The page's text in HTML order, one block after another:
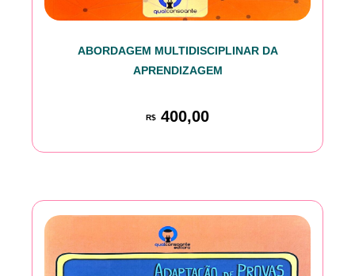
ABORDAGEM MULTIDISCIPLINAR DA
APRENDIZAGEM
R$ 400,00